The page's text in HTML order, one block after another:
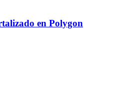
en Polygon